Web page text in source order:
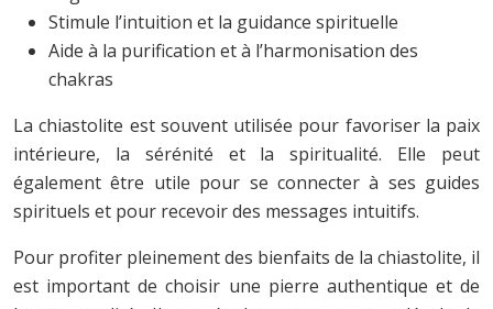
Stimule l’intuition et la guidance spirituelle
Aide à la purification et à l’harmonisation des
chakras
La chiastolite est souvent utilisée pour favoriser la paix
intérieure, la sérénité et la spiritualité. Elle peut
également être utile pour se connecter à ses guides
spirituels et pour recevoir des messages intuitifs.
Pour profiter pleinement des bienfaits de la chiastolite, il
est important de choisir une pierre authentique et de